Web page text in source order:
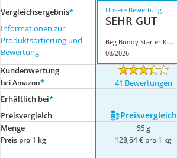
Vergleichsergebnis*
Informationen zur
Produktsortierung und
Bewertung
Unsere Bewertung
SEHR GUT
Beg Buddy Starter-Kit Hundeeis Erdbeere & Kokos
08/2026
Kundenwertung
bei Amazon* 41 Bewertungen
Erhältlich bei*
Preis­vergleich
Preis­vergleich
Menge
Preis pro 1 kg
66 g
128,64 € pro 1 kg